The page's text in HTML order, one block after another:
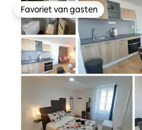
Favoriet van gasten
Favoriet van gasten